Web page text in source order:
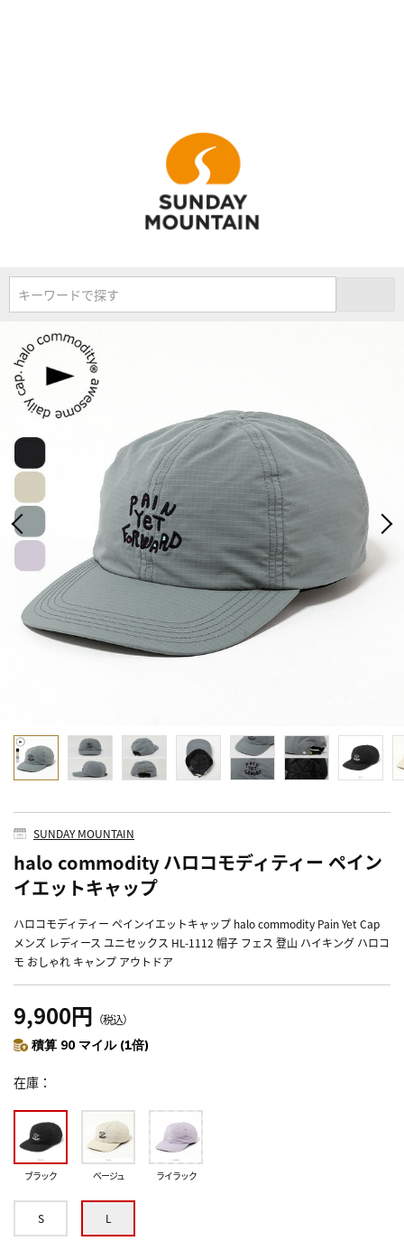
キーワードで探す
SUNDAY MOUNTAIN
halo commodity ハロコモディティー ペイン
イエットキャップ
ハロコモディティー ペインイエットキャップ halo commodity Pain Yet Cap
メンズ レディース ユニセックス HL-1112 帽子 フェス 登山 ハイキング ハロコ
モ おしゃれ キャンプ アウトドア
9,900円 （税込）
積算 90 マイル (1倍)
在庫
ブラック ベージュ ライラック
S L